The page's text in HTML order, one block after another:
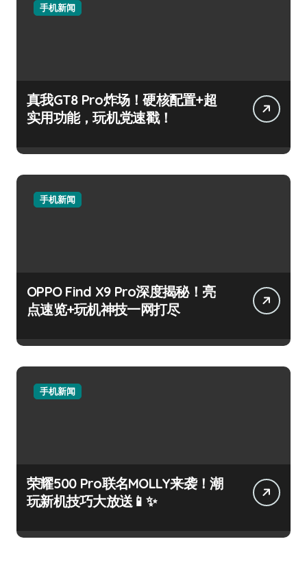
手机新闻
真我GT8 Pro炸场！硬核配置+超
实用功能，玩机党速戳！
手机新闻
OPPO Find X9 Pro深度揭秘！亮
点速览+玩机神技一网打尽
手机新闻
荣耀500 Pro联名MOLLY来袭！潮
玩新机技巧大放送📱✨